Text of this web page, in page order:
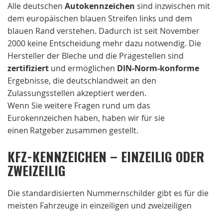
Alle deutschen Autokennzeichen sind inzwischen mit
dem europäischen blauen Streifen links und dem
blauen Rand verstehen. Dadurch ist seit November
2000 keine Entscheidung mehr dazu notwendig. Die
Hersteller der Bleche und die Prägestellen sind
zertifiziert und ermöglichen DIN-Norm-konforme
Ergebnisse, die deutschlandweit an den
Zulassungsstellen akzeptiert werden.
Wenn Sie weitere Fragen rund um das
Eurokennzeichen haben, haben wir für sie
einen Ratgeber zusammen gestellt.
KFZ-KENNZEICHEN – EINZEILIG ODER
ZWEIZEILIG
Die standardisierten Nummernschilder gibt es für die
meisten Fahrzeuge in einzeiligen und zweizeiligen